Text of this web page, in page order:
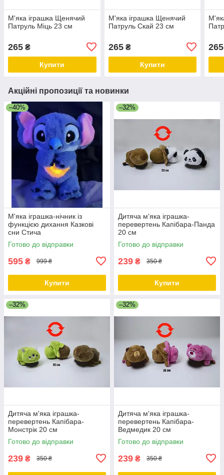
М'яка іграшка Щенячий
Патруль Міць 23 см
265 ₴
Купити
М'яка іграшка Щенячий
Патруль Скай 23 см
265₴
Купити
265
Акційні пропозиції та новинки
–40%
М'яка іграшка-нічник із
функцією дихання Казкові
сни Стича
Готово до відправки
595 ₴ 999 ₴
Купити
–32%
Дитяча м'яка іграшка-
перевертень Капібара-Панда
20 см
Готово до відправки
239 ₴ 350 ₴
Купити
–32%
Дитяча м'яка іграшка-
перевертень Капібара-
Монстрік 20 см
Готово до відправки
239 ₴ 350 ₴
–32%
Дитяча м'яка іграшка-
перевертень Капібара-
Ведмедик 20 см
Готово до відправки
239 ₴ 350 ₴